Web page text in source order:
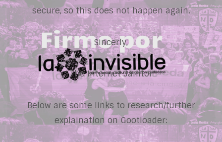
secure, so this does not happen again.
Sincerly,
The Internet Janitor
Below are some links to research/further
explaination on Gootloader: